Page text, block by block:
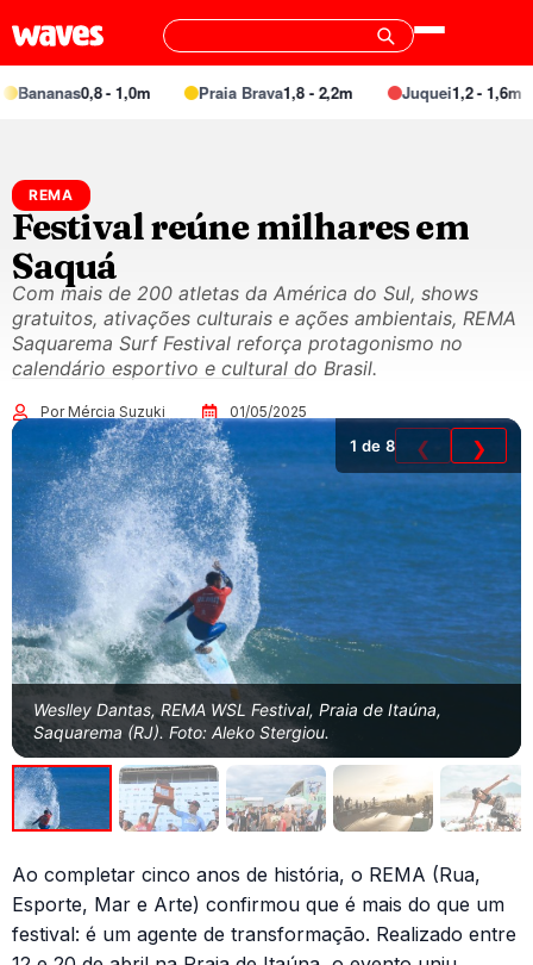
0,8 - 1,0m Praia Brava1,8 - 2,2m Juquei1,2 - 1,6m
REMA
Festival reúne milhares em
Saquá
Com mais de 200 atletas da América do Sul, shows
gratuitos, ativações culturais e ações ambientais, REMA
Saquarema Surf Festival reforça protagonismo no
calendário esportivo e cultural do Brasil.
Por Mércia Suzuki 01/05/2025
Weslley Dantas, REMA WSL Festival, Praia de Itaúna,
Saquarema (RJ). Foto: Aleko Stergiou.
1 de 8 ❮ ❯
Ao completar cinco anos de história, o REMA (Rua,
Esporte, Mar e Arte) confirmou que é mais do que um
festival: é um agente de transformação. Realizado entre